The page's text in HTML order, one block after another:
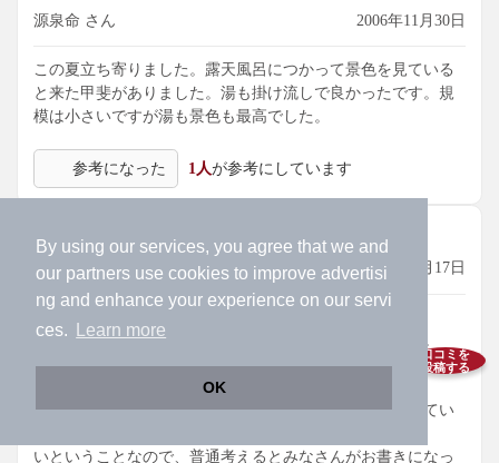
By using our services, you agree that we and
our partners use cookies to improve advertisi
ng and enhance your experience on our servi
ces.
Learn more
OK
口コミを
投稿する
源泉命 さん 2006年11月30日
この夏立ち寄りました。露天風呂につかって景色を見ている
と来た甲斐がありました。湯も掛け流しで良かったです。規
模は小さいですが湯も景色も最高でした。
参考になった 1人が参考にしています
さん 2006年01月17日
場所は白馬駅から近めでアクセスはしやすいと思います。
口コミを読んでいると露天がぬるめで内湯が熱めということ
したが、自分が行ったときはその逆でした。でも加温してい
いということなので、普通考えるとみなさんがお書きになっ